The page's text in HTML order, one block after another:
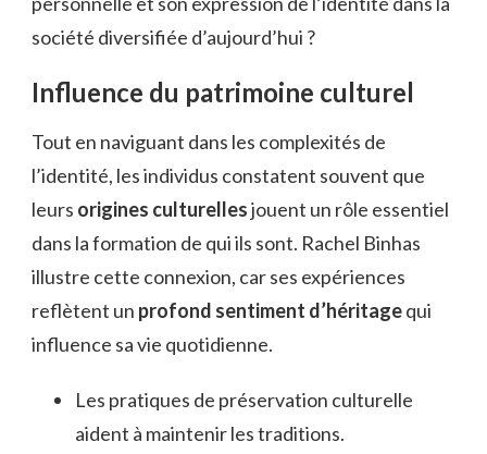
société diversifiée d’aujourd’hui ?
Influence du patrimoine culturel
Tout en naviguant dans les complexités de
l’identité, les individus constatent souvent que
leurs origines culturellesjouent un rôle essentiel
dans la formation de qui ils sont. Rachel Binhas
illustre cette connexion, car ses expériences
reflètent un profond sentiment d’héritagequi
influence sa vie quotidienne.
Les pratiques de préservation culturelle
aident à maintenir les traditions.